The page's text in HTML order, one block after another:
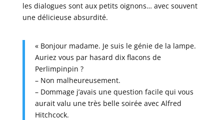
les dialogues sont aux petits oignons… avec souvent
une délicieuse absurdité.
« Bonjour madame. Je suis le génie de la lampe.
Auriez vous par hasard dix flacons de
Perlimpinpin ?
– Non malheureusement.
– Dommage j’avais une question facile qui vous
aurait valu une très belle soirée avec Alfred
Hitchcock.